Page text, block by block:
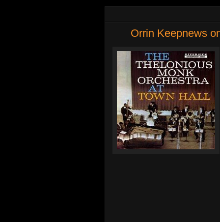
Orrin Keepnews